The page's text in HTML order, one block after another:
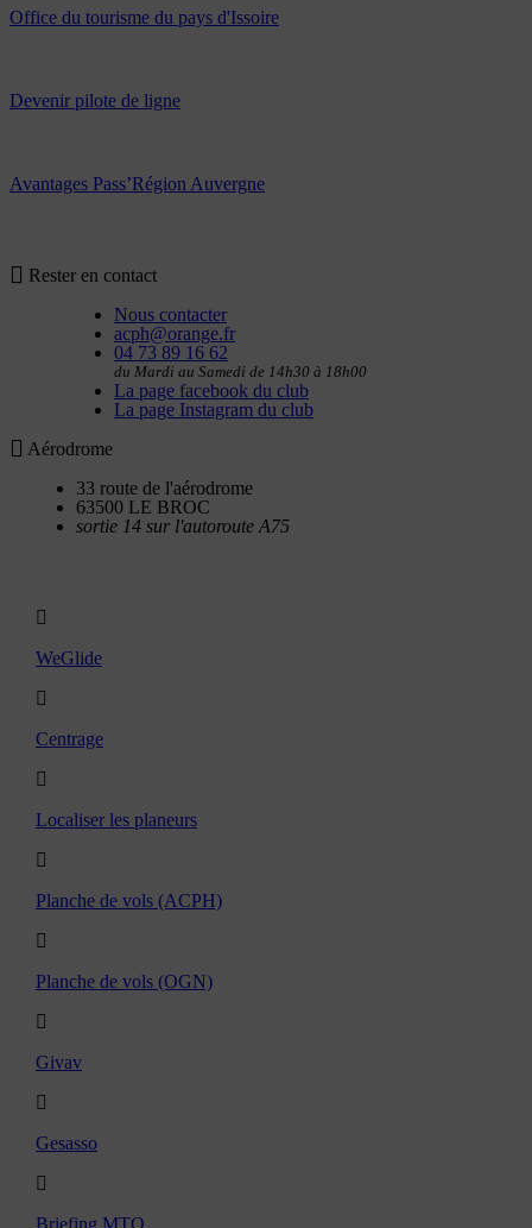
Office du tourisme du pays d'Issoire
Devenir pilote de ligne
Avantages Pass’Région Auvergne
Rester en contact
Nous contacter
acph@orange.fr
04 73 89 16 62
du Mardi au Samedi de 14h30 à 18h00
La page facebook du club
La page Instagram du club
Aérodrome
33 route de l'aérodrome
63500 LE BROC
sortie 14 sur l'autoroute A75
WeGlide
Centrage
Localiser les planeurs
Planche de vols (ACPH)
Planche de vols (OGN)
Givav
Gesasso